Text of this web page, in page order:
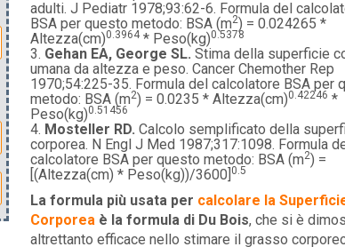
adulti. J Pediatr 1978;93:62-6. Formula del
BSA per questo metodo: BSA (m2) = 0.024265 *
Altezza(cm)0.3964* Peso(kg)0.5378
Gehan EA, George SL. Stima della superficie
umana da altezza e peso. Cancer Chemother Rep
1970;54:225-35. Formula del calcolatore BSA per
metodo: BSA (m2) = 0.0235 * Altezza(cm)0.42246 *
Peso(kg)0.51456
Mosteller RD. Calcolo semplificato della
corporea. N Engl J Med 1987;317:1098. Formula
calcolatore BSA per questo metodo: BSA (m2) =
[(Altezza(cm) * Peso(kg))/3600]0.5
La formula più usata per calcolare la
Corporeaè la formula di Du Bois, che si è
altrettanto efficace nello stimare il grasso